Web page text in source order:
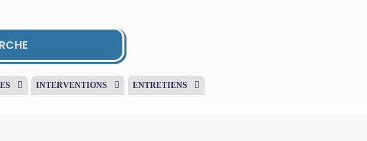
INTERVENTIONS
ENTRETIENS